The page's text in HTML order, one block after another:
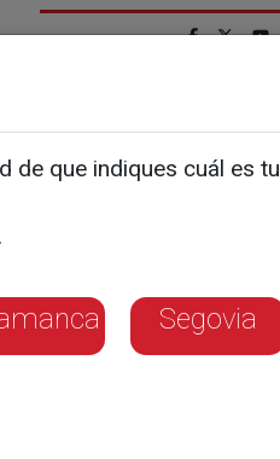
de que indiques cuál es tu
Segovia